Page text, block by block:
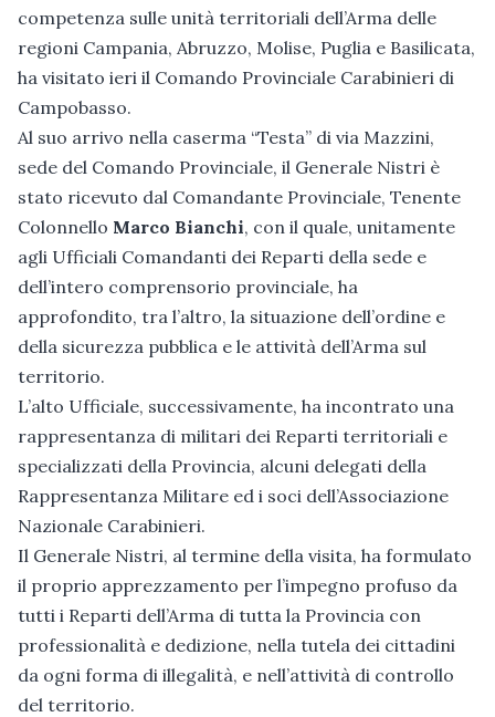
competenza sulle unità territoriali dell’Arma delle
regioni Campania, Abruzzo, Molise, Puglia e Basilicata,
ha visitato ieri il Comando Provinciale Carabinieri di
Campobasso.
Al suo arrivo nella caserma “Testa” di via Mazzini,
sede del Comando Provinciale, il Generale Nistri è
stato ricevuto dal Comandante Provinciale, Tenente
Colonnello Marco Bianchi, con il quale, unitamente
agli Ufficiali Comandanti dei Reparti della sede e
dell’intero comprensorio provinciale, ha
approfondito, tra l’altro, la situazione dell’ordine e
della sicurezza pubblica e le attività dell’Arma sul
territorio.
L’alto Ufficiale, successivamente, ha incontrato una
rappresentanza di militari dei Reparti territoriali e
specializzati della Provincia, alcuni delegati della
Rappresentanza Militare ed i soci dell’Associazione
Nazionale Carabinieri.
Il Generale Nistri, al termine della visita, ha formulato
il proprio apprezzamento per l’impegno profuso da
tutti i Reparti dell’Arma di tutta la Provincia con
professionalità e dedizione, nella tutela dei cittadini
da ogni forma di illegalità, e nell’attività di controllo
del territorio.